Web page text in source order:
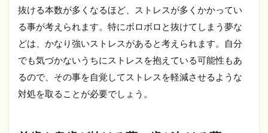
欠け
る夢
歯が
抜け
る夢
を何
度も
抜ける本数が多くなるほど、ストレスが多くかかってい
る事が考えられます。特にボロボロと抜けてしまう夢な
どは、かなり強いストレスがあると考えられます。自分
でも気づかないうちにストレスを抱えている可能性もあ
るので、その事を自覚してストレスを軽減させるような
対処を取ることが必要でしょう。